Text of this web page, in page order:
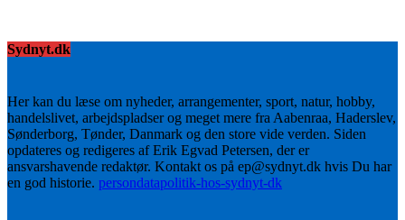
Sydnyt.dk
Her kan du læse om nyheder, arrangementer, sport, natur, hobby,
handelslivet, arbejdspladser og meget mere fra Aabenraa, Haderslev,
Sønderborg, Tønder, Danmark og den store vide verden. Siden
opdateres og redigeres af Erik Egvad Petersen, der er
ansvarshavende redaktør. Kontakt os på ep@sydnyt.dk hvis Du har
en god historie. persondatapolitik-hos-sydnyt-dk